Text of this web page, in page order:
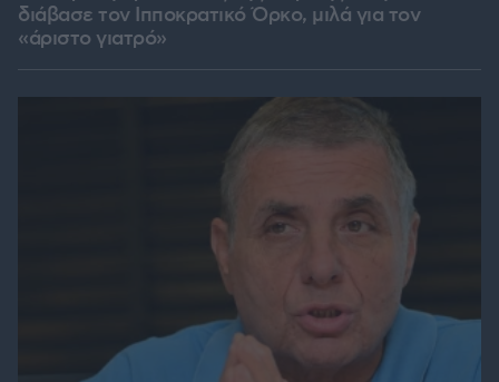
διάβασε τον Ιπποκρατικό Όρκο, μιλά για τον
«άριστο γιατρό»